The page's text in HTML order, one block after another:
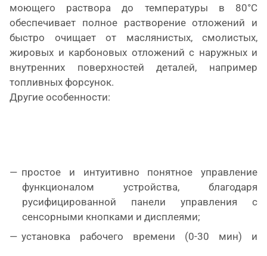
моющего раствора до температуры в 80°С
обеспечивает полное растворение отложений и
быстро очищает от маслянистых, смолистых,
жировых и карбоновых отложений с наружных и
внутренних поверхностей деталей, например
топливных форсунок.
Другие особенности:
простое и интуитивно понятное управление
функционалом устройства, благодаря
русифицированной панели управления с
сенсорными кнопками и дисплеями;
установка рабочего времени (0-30 мин) и